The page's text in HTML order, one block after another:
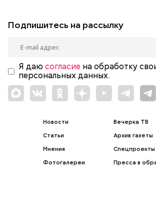
Подпишитесь на рассылку
Я даю согласие на обработку
персональных данных.
Новости
Статьи
Мнения
Фотогалереи
Вечерка ТВ
Архив газеты
Спецпроекты
Пресса в